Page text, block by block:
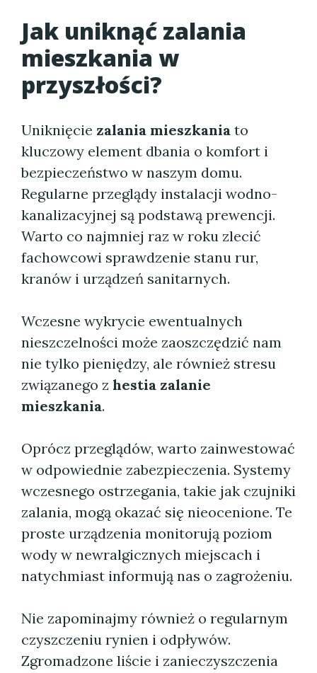
Jak uniknąć zalania
mieszkania w
przyszłości?
Uniknięcie zalania mieszkania to
kluczowy element dbania o komfort i
bezpieczeństwo w naszym domu.
Regularne przeglądy instalacji wodno-
kanalizacyjnej są podstawą prewencji.
Warto co najmniej raz w roku zlecić
fachowcowi sprawdzenie stanu rur,
kranów i urządzeń sanitarnych.
Wczesne wykrycie ewentualnych
nieszczelności może zaoszczędzić nam
nie tylko pieniędzy, ale również stresu
związanego z hestia zalanie
mieszkania.
Oprócz przeglądów, warto zainwestować
w odpowiednie zabezpieczenia. Systemy
wczesnego ostrzegania, takie jak czujniki
zalania, mogą okazać się nieocenione. Te
proste urządzenia monitorują poziom
wody w newralgicznych miejscach i
natychmiast informują nas o zagrożeniu.
Nie zapominajmy również o regularnym
czyszczeniu rynien i odpływów.
Zgromadzone liście i zanieczyszczenia